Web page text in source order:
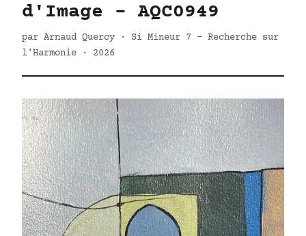
d'Image - AQC0949
par Arnaud Quercy · Si Mineur 7 - Recherche sur
l'Harmonie · 2026